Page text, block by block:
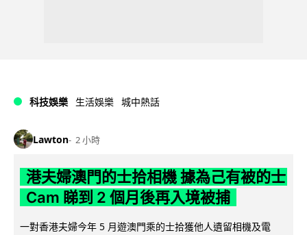
科技娛樂 生活娛樂 城中熱話
Lawton 2 小時
港夫婦澳門的士拾相機 據為己有被的士
Cam 睇到 2 個月後再入境被捕
一對香港夫婦今年 5 月遊澳門乘的士拾獲他人遺留相機及電